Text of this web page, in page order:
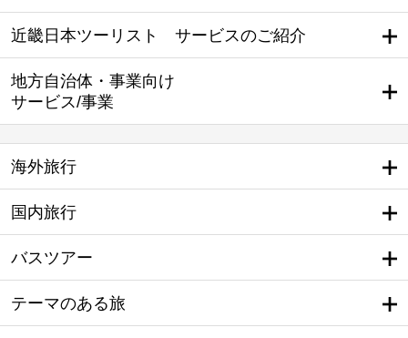
近畿日本ツーリスト サービスのご紹介
地方自治体・事業向け
サービス/事業
海外旅行
国内旅行
バスツアー
テーマのある旅